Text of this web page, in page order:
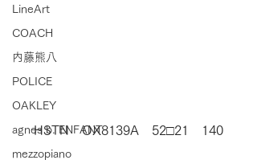
LineArt
COACH
内藤熊八
POLICE
OAKLEY
agnes b. ENFANT
mezzopiano
HSTN　OX8139A　52□21　140